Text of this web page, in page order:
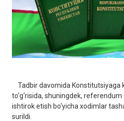
Tadbir davomida Konstitutsiyaga
to‘g‘risida, shuningdek,
ishtirok etish bo‘yicha xodimlar
surildi.